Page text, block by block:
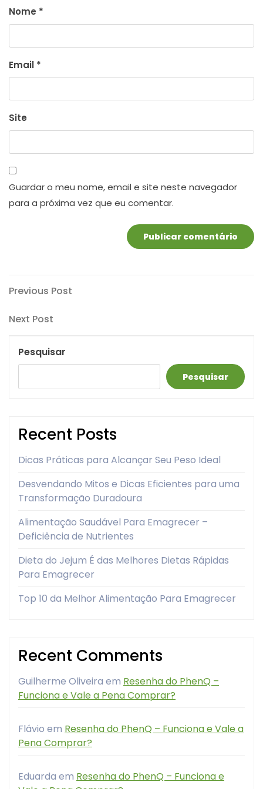
Nome *
Email *
Site
Guardar o meu nome, email e site neste navegador
para a próxima vez que eu comentar.
Navegação
de
artigos
Previous
Previous Post
Next
Next Post
Pesquisar
Pesquisar
Recent Posts
Dicas Práticas para Alcançar Seu Peso Ideal
Desvendando Mitos e Dicas Eficientes para uma
Transformação Duradoura
Alimentação Saudável Para Emagrecer –
Deficiência de Nutrientes
Dieta do Jejum É das Melhores Dietas Rápidas
Para Emagrecer
Top 10 da Melhor Alimentação Para Emagrecer
Recent Comments
Guilherme Oliveira em Resenha do PhenQ –
Funciona e Vale a Pena Comprar?
Flávio em Resenha do PhenQ – Funciona e Vale a
Pena Comprar?
Eduarda em Resenha do PhenQ – Funciona e